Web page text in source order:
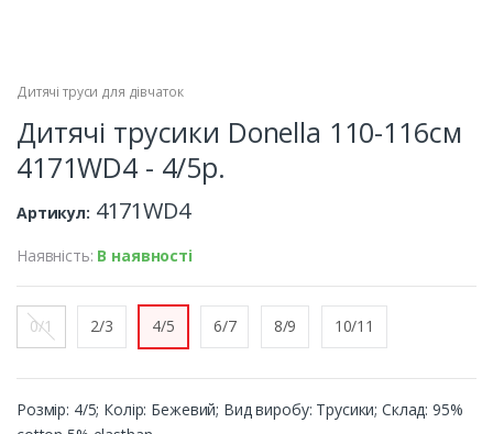
Дитячі труси для дівчаток
Дитячі трусики Donella 110-116см
4171WD4 - 4/5р.
Артикул: 4171WD4
Наявність: В наявності
0/1 2/3 4/5 6/7 8/9 10/11
Розмір: 4/5; Колір: Бежевий; Вид виробу: Трусики; Склад: 95%